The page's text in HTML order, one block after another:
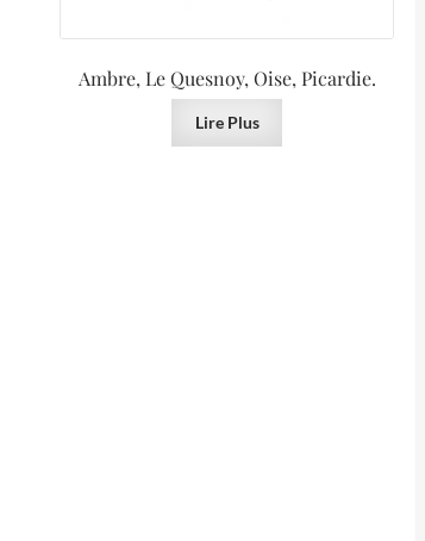
Ambre, Le Quesnoy, Oise, Picardie.
Lire Plus